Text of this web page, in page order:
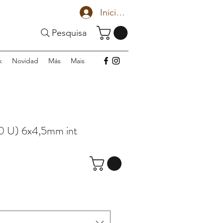
Iniciar sesión
Pesquisa
Novidad Más Mais
U) 6x4,5mm int